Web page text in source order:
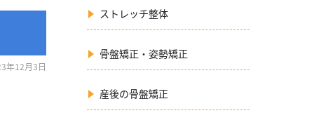
年12月3日
ストレッチ整体
骨盤矯正・姿勢矯正
産後の骨盤矯正